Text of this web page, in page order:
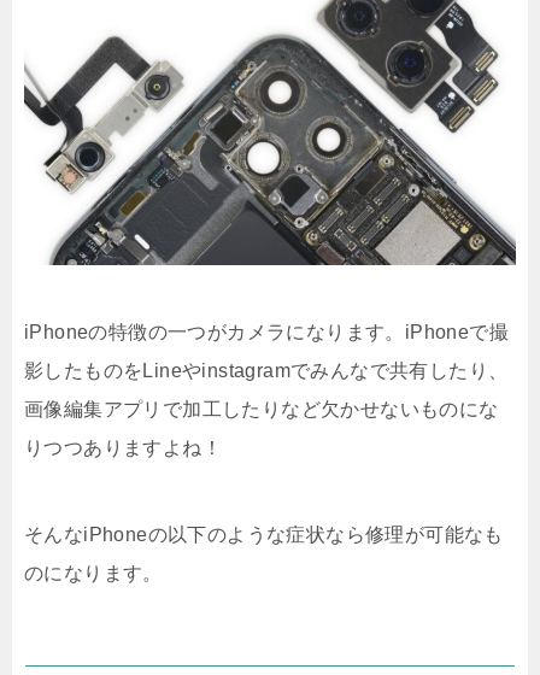
iPhoneの特徴の一つがカメラになります。iPhoneで撮
影したものをLineやinstagramでみんなで共有したり、
画像編集アプリで加工したりなど欠かせないものにな
りつつありますよね！
そんなiPhoneの以下のような症状なら修理が可能なも
のになります。